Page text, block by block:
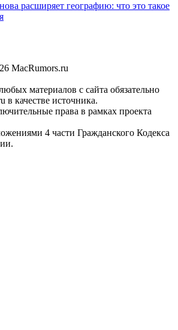
расширяет географию: что это такое
MacRumors.ru
материалов с сайта обязательно
в качестве источника.
права в рамках проекта
4 части Гражданского Кодекса